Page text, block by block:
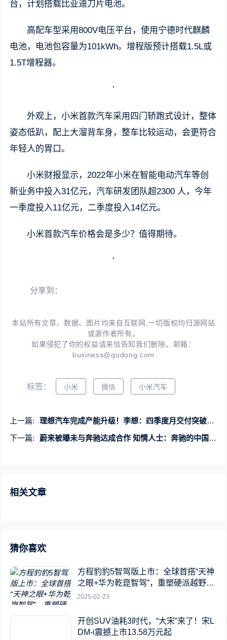
台，计划搭载比亚迪刀片电池。
高配车型采用800V电压平台，使用宁德时代麒麟
电池，电池包容量为101kWh。增程版预计搭载1.5L或
1.5T增程器。
外观上，小米首款汽车采用四门轿跑式设计，整体
姿态低趴，配上大溜背车身，整车比较运动，会更符合
年轻人的胃口。
小米财报显示，2022年小米在智能电动汽车等创
新业务中投入31亿元，汽车研发团队超2300 人，今年
一季度投入11亿元，二季度投入14亿元。
小米首款汽车价格会是多少？值得期待。
分享到：
本站所有文章、数据、图片均来自互联网,一切版权均归源网站
或源作者所有。
如果侵犯了你的权益请来信告知我们删除。邮箱：
business@qudong.com
标签： 小米 微信 小米汽车
上一篇:
理想汽车完成产能升级！李想：四季度月交付突破4万大关
下一篇:
蔚来被曝未与奔驰达成合作 知情人士：奔驰的中国股东太多了
相关文章
猜你喜欢
方程豹豹5智驾版上市：全球首搭“天神
之眼+华为乾崑智驾”，重塑硬派越野新
标杆
2025-02-23
开创SUV油耗3时代，“大宋”来了！宋L
DM-i震撼上市13.58万元起